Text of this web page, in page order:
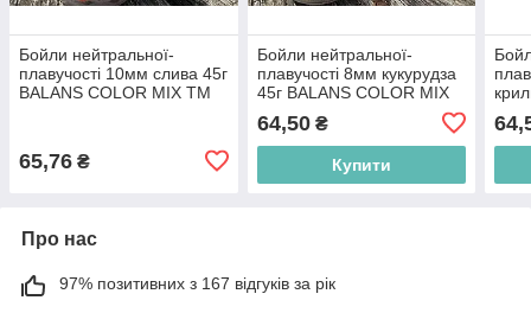
Бойли нейтральної-
плавучості 10мм слива 45г
BALANS COLOR MIX ТМ
65,76 ₴
Бойли нейтральної-
плавучості 8мм кукурудза
45г BALANS COLOR MIX
64,50₴
Купити
Про нас
97% позитивних з 167 відгуків за рік